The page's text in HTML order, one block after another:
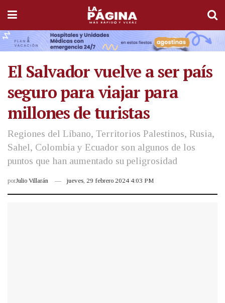
El Salvador vuelve a ser país
seguro para viajar para
millones de turistas
Regiones del Líbano, Territorios Palestinos, Rusia,
Sahel, Colombia y Ecuador son algunos de los
puntos que han aumentado su peligrosidad
porJulio Villarán jueves, 29 febrero 2024 4:03 PM